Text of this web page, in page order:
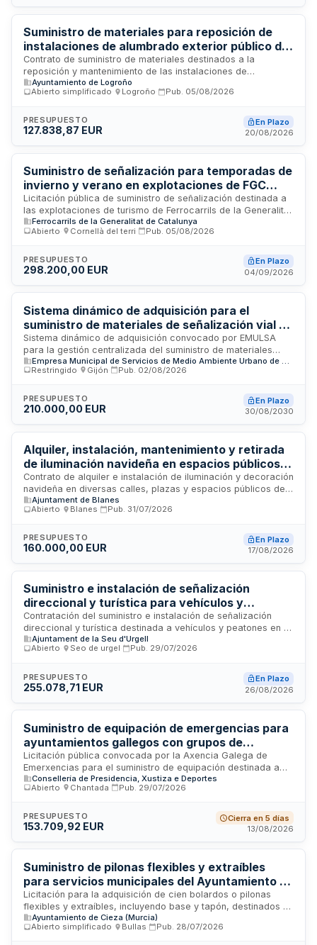
infraestructuras de FGC Turismo, con una duración
determinada y un presupuesto de referencia de 287.500
euros. Esta contratación busca garantizar la seguridad y el
bienestar de los visitantes y deportistas en las estaciones de
montaña.
Suministro de materiales para reposición de
instalaciones de alumbrado exterior público del
Ayuntamiento de Logroño
Contrato de suministro de materiales destinados a la
reposición y mantenimiento de las instalaciones de
alumbrado exterior público en la ciudad de Logroño. El
Ayuntamiento de Logroño licita la adquisición de
luminarias y sistemas de iluminación pública. Se tramita
mediante procedimiento abierto simplificado con
contrato tiene una duración de cuatro meses sin posibilidad
de prórroga.
Ayuntamiento de Logroño
Abierto simplificado
Logroño Pub. 05/08/2026
PRESUPUESTO
127.838,87 EUR
En Plazo
20/08/2026
Suministro de señalización para temporadas de
invierno y verano en explotaciones de FGC
Turismo
Licitación pública de suministro de señalización destinada a
las explotaciones de turismo de Ferrocarrils de la Generalitat
de Catalunya para las temporadas de invierno 2026-27 y
verano 2027. El contrato se regirá por procedimiento abierto
vigencia de un año desde su formalización y garantía
contractual del cinco por ciento del precio de adjudicación.
seguridad y compatibilidad con actividades ordinarias de las
estaciones de montaña.
Ferrocarrils de la Generalitat de Catalunya
Abierto
Cornellà del terri Pub. 05/08/2026
PRESUPUESTO
298.200,00 EUR
En Plazo
04/09/2026
Sistema dinámico de adquisición para el
suministro de materiales de señalización vial -
EMULSA
Sistema dinámico de adquisición convocado por EMULSA
para la gestión centralizada del suministro de materiales
relacionados con señalización vial, incluyendo equipos de
señalización de carreteras, mobiliario vial, marcas viales y
en múltiples fases para contratos específicos derivados, con
exclusión de suministros urgentes y aquellos cuyo valor
de ofertas implica aceptación incondicional de todas las
cláusulas contractuales.
Restringido
Gijón Pub. 02/08/2026
PRESUPUESTO
210.000,00 EUR
En Plazo
30/08/2030
Alquiler, instalación, mantenimiento y retirada
de iluminación navideña en espacios públicos
del Ayuntamiento de Blanes
Contrato de alquiler e instalación de iluminación y decoración
navideña en diversas calles, plazas y espacios públicos del
municipio de Blanes. El adjudicatario será responsable del
transporte, montaje, mantenimiento durante el período festivo
trabajos sobre elementos ornamentales de titularidad
municipal. El contrato abarca dos campañas navideñas
festiva y dinamizar la actividad comercial local.
Ajuntament de Blanes
Abierto
Blanes Pub. 31/07/2026
PRESUPUESTO
160.000,00 EUR
En Plazo
17/08/2026
Suministro e instalación de señalización
direccional y turística para vehículos y
peatones en la Seu d'Urgell
Contratación del suministro e instalación de señalización
direccional y turística destinada a vehículos y peatones en el
municipio de la Seu d'Urgell. La actuación responde a la
necesidad de actualizar la señalización municipal, que se
colocación de nuevos elementos de señalización, tótems
interpretativos, puntos de información y la retirada de la
aportaciones del Ayuntamiento y del Departament de
Territori, Habitatge i Transició Ecològics.
Ajuntament de la Seu d'Urgell
Abierto
Seo de urgel Pub. 29/07/2026
PRESUPUESTO
255.078,71 EUR
En Plazo
26/08/2026
Suministro de equipación de emergencias para
ayuntamientos gallegos con grupos de
Protección Civil
Licitación pública convocada por la Axencia Galega de
Emerxencias para el suministro de equipación destinada a
emergencias en ayuntamientos gallegos de menos de 50.000
habitantes, mancomunidades y agrupaciones de municipios
procedimiento es abierto con tramitación común y licitación
electrónica, utilizando criterios múltiples de adjudicación. El
FEDER 2021-2027, se estructura en dos lotes y tiene por
objetivo mejorar la capacidad de respuesta ante
emergencias en el territorio gallego.
Consellería de Presidencia, Xustiza e Deportes
Abierto
Chantada Pub. 29/07/2026
PRESUPUESTO
153.709,92 EUR
Cierra en 5 días
13/08/2026
Suministro de pilonas flexibles y extraíbles
para servicios municipales del Ayuntamiento de
Cieza
Licitación para la adquisición de cien bolardos o pilonas
flexibles y extraíbles, incluyendo base y tapón, destinados a
los servicios municipales del Ayuntamiento de Cieza. El
suministro tiene como finalidad dotar al servicio de
Ayuntamiento de Cieza (Murcia)
Abierto simplificado
Bullas Pub. 28/07/2026